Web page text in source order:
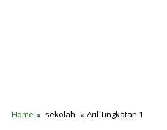
Home sekolah Aril Tingkatan 1